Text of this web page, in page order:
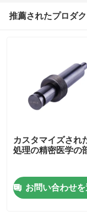
推薦されたプロダク
カスタマイズされ
処理の精密医学の
お問い合わせ